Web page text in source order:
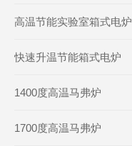
高温节能实验室箱式电炉
快速升温节能箱式电炉
1400度高温马弗炉
1700度高温马弗炉